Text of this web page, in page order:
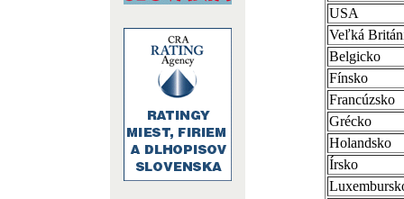
USA
Veľká
Belgicko
Fínsko
Francúzsko
Grécko
Holandsko
Írsko